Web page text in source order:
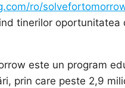
ro/
tinerilor
este un program
prin care peste 2,9